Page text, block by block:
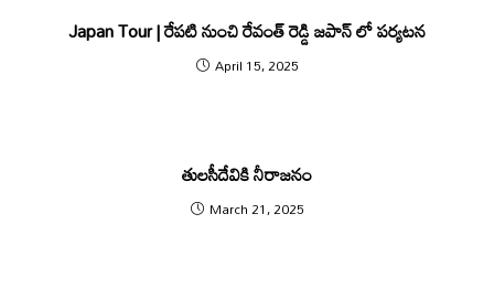
Japan Tour | రేపటి నుంచి రేవంత్ రెడ్డి జపాన్ లో పర్యటన
April 15, 2025
తులసీదేవికి నీరాజనం
March 21, 2025